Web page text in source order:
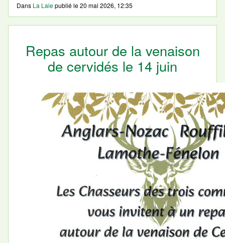
Dans La Laiepublié le20 mai 2026, 12:35
Repas autour de la venaison
de cervidés le 14 juin